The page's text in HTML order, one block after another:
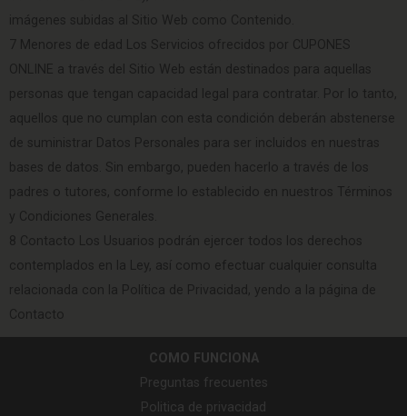
imágenes subidas al Sitio Web como Contenido.
7 Menores de edad Los Servicios ofrecidos por CUPONES
ONLINE a través del Sitio Web están destinados para aquellas
personas que tengan capacidad legal para contratar. Por lo tanto,
aquellos que no cumplan con esta condición deberán abstenerse
de suministrar Datos Personales para ser incluidos en nuestras
bases de datos. Sin embargo, pueden hacerlo a través de los
padres o tutores, conforme lo establecido en nuestros Términos
y Condiciones Generales.
8 Contacto Los Usuarios podrán ejercer todos los derechos
contemplados en la Ley, así como efectuar cualquier consulta
relacionada con la Política de Privacidad, yendo a la página de
Contacto
COMO FUNCIONA
Preguntas frecuentes
Politica de privacidad